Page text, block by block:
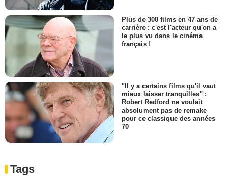
Plus de 300 films en 47 ans de
carrière : c'est l'acteur qu'on a
le plus vu dans le cinéma
français !
"Il y a certains films qu'il vaut
mieux laisser tranquilles" :
Robert Redford ne voulait
absolument pas de remake
pour ce classique des années
70
Tags